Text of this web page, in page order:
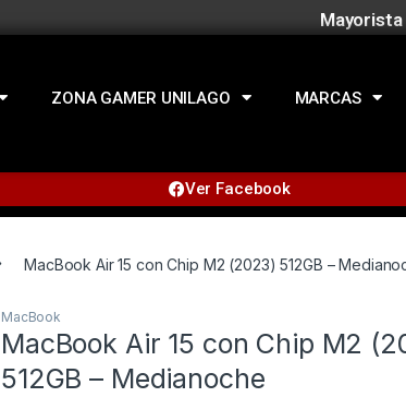
ZONA GAMER UNILAGO MARCAS
Ver Facebook
MacBook Air 15 con Chip M2 (2023) 512GB –
MacBook
MacBook Air 15 con Chip M2
512GB – Medianoche